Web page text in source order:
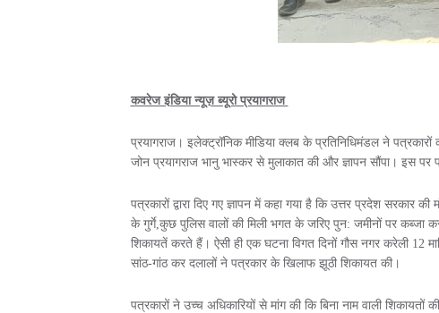
कवरेज इंडिया न्यूज़ ब्यूरो प्रयागराज
प्रयागराज। इलेक्ट्रॉनिक मीडिया क्लब के प्रतिनिधिमंडल ने
जोन प्रयागराज भानु भास्कर से मुलाकात की और ज्ञापन सौंपा। इस
पत्रकारों द्वारा दिए गए ज्ञापन में कहा गया है कि उत्तर प्रदेश सरकार
के गुर्गे,कुछ पुलिस वालों की मिली भगत के जरिए पुन: जमीनों पर कब्जा
शिकायतें करते हैं। ऐसी ही एक घटना विगत दिनों गौस नगर करेली 12
सांठ-गांठ कर दलालों ने पत्रकार के खिलाफ झूठी शिकायत की।
पत्रकारों ने उच्च अधिकारियों से मांग की कि बिना नाम वाली